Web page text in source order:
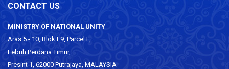
CONTACT US
MINISTRY OF NATIONAL UNITY
Aras 5 - 10, Blok F9, Parcel F,
Lebuh Perdana Timur,
Presint 1, 62000 Putrajaya, MALAYSIA